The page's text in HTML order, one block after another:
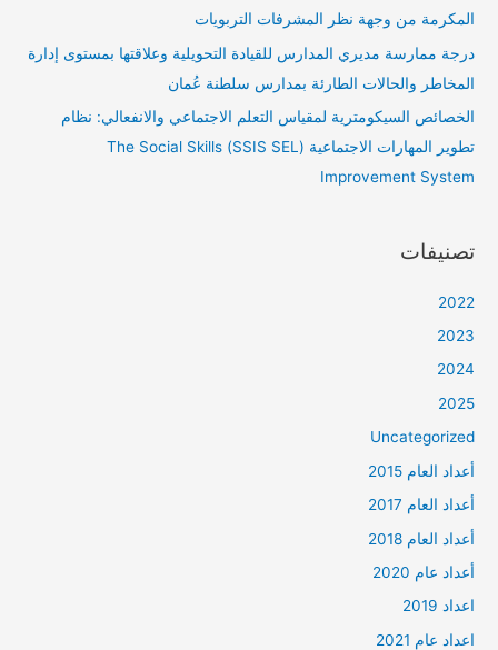
المكرمة من وجهة نظر المشرفات التربويات
درجة ممارسة مديري المدارس للقيادة التحويلية وعلاقتها بمستوى إدارة
المخاطر والحالات الطارئة بمدارس سلطنة عُمان
الخصائص السيكومترية لمقياس التعلم الاجتماعي والانفعالي: نظام
تطوير المهارات الاجتماعية (SSIS SEL) The Social Skills
Improvement System
تصنيفات
2022
2023
2024
2025
Uncategorized
أعداد العام 2015
أعداد العام 2017
أعداد العام 2018
أعداد عام 2020
اعداد 2019
اعداد عام 2021